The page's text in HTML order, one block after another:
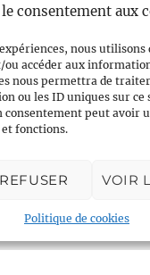
consentement aux
nous utilisons
accéder aux
nous permettra de
ou les ID uniques sur ce
consentement peut avoir
fonctions.
REFUSER VOIR
Politique de cookies
nous
gay
légère
sportive
l'équipage
Membre